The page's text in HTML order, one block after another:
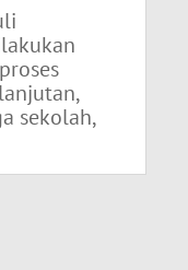
sekolah,